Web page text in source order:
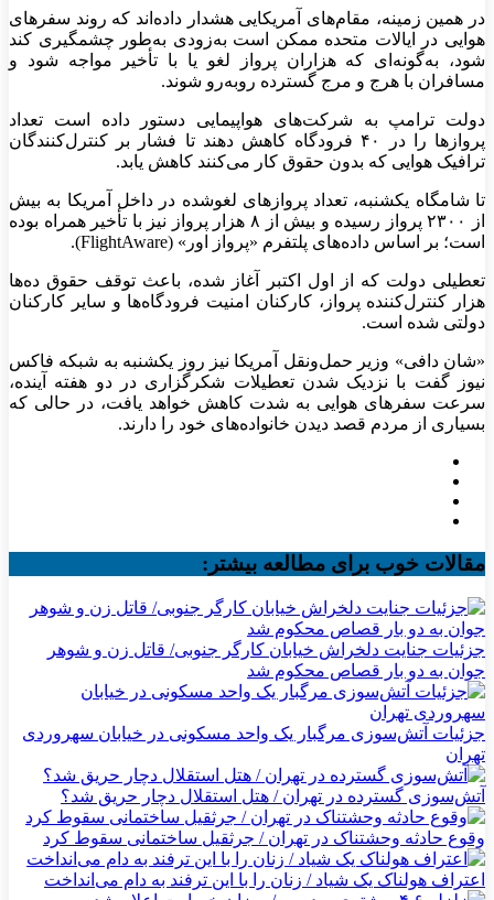
در همین زمینه، مقام‌های آمریکایی هشدار داده‌اند که روند سفر‌های
هوایی در ایالات متحده ممکن است به‌زودی به‌طور چشمگیری کند
شود، به‌گونه‌ای که هزاران پرواز لغو یا با تأخیر مواجه شود و
مسافران با هرج و مرج گسترده روبه‌رو شوند.
دولت ترامپ به شرکت‌های هواپیمایی دستور داده است تعداد
پرواز‌ها را در ۴۰ فرودگاه کاهش دهند تا فشار بر کنترل‌کنندگان
ترافیک هوایی که بدون حقوق کار می‌کنند کاهش یابد.
تا شامگاه یکشنبه، تعداد پرواز‌های لغوشده در داخل آمریکا به بیش
از ۲۳۰۰ پرواز رسیده و بیش از ۸ هزار پرواز نیز با تأخیر همراه بوده
است؛ بر اساس داده‌های پلتفرم «پرواز اور» (FlightAware).
تعطیلی دولت که از اول اکتبر آغاز شده، باعث توقف حقوق ده‌ها
هزار کنترل‌کننده پرواز، کارکنان امنیت فرودگاه‌ها و سایر کارکنان
دولتی شده است.
«شان دافی» وزیر حمل‌ونقل آمریکا نیز روز یکشنبه به شبکه فاکس
نیوز گفت با نزدیک شدن تعطیلات شکرگزاری در دو هفته آینده،
سرعت سفر‌های هوایی به شدت کاهش خواهد یافت، در حالی که
بسیاری از مردم قصد دیدن خانواده‌های خود را دارند.
مقالات خوب برای مطالعه بیشتر:
جزئیات جنایت دلخراش خیابان کارگر جنوبی/ قاتل زن و شوهر
جوان به دو بار قصاص محکوم شد
جزئیات آتش‌سوزی مرگبار یک واحد مسکونی در خیابان سهروردی
تهران
آتش‌سوزی گسترده در تهران / هتل استقلال دچار حریق شد؟
وقوع حادثه وحشتناک در تهران / جرثقیل ساختمانی سقوط کرد
اعتراف هولناک یک شیاد / زنان را با این ترفند به دام می‌انداخت